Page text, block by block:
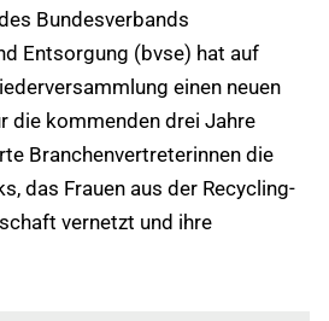
Bundesverbands
Entsorgung (bvse) hat auf
einen neuen
die kommenden drei Jahre
Branchenvertreterinnen die
das Frauen aus der Recycling-
vernetzt und ihre